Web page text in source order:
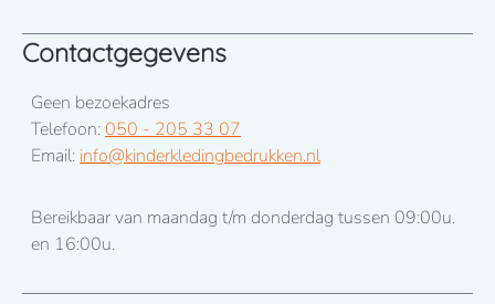
Contactgegevens
Geen bezoekadres
Telefoon: 050 - 205 33 07
Email: info@kinderkledingbedrukken.nl
Bereikbaar van maandag t/m donderdag tussen 09:00u.
en 16:00u.